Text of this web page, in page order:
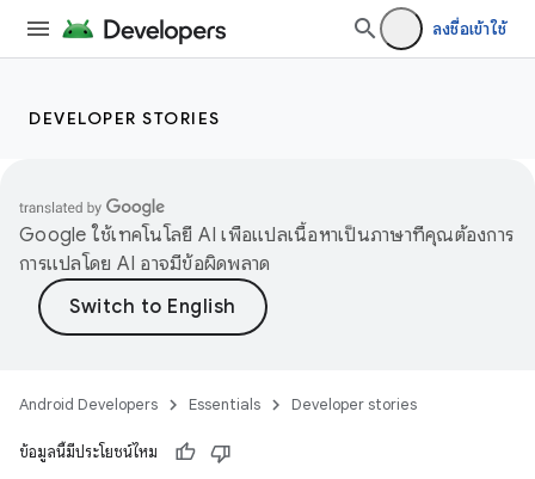
ลงชื่อเข้าใช้
DEVELOPER STORIES
Google ใช้เทคโนโลยี AI เพื่อแปลเนื้อหาเป็นภาษาที่คุณต้องการ
การแปลโดย AI อาจมีข้อผิดพลาด
Android Developers Essentials Developer stories
ข้อมูลนี้มีประโยชน์ไหม